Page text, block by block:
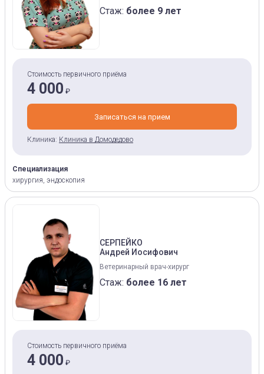
Стаж: более 9 лет
Стоимость первичного приёма
4 000 ₽
Записаться на прием
Клиника: Клиника в Домодедово
Специализация
хирургия, эндоскопия
СЕРПЕЙКО
Андрей Иосифович
Ветеринарный врач-хирург
Стаж: более 16 лет
Стоимость первичного приёма
4 000 ₽